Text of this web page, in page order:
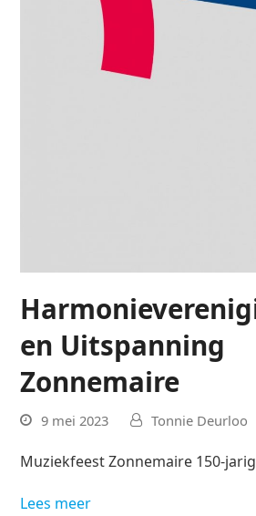
en Uitspanning
Zonnemaire
9 mei 2023 Tonnie Deurloo
Muziekfeest Zonnemaire 150-
Lees meer